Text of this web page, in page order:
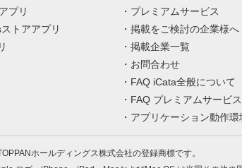
プリ
トアアプリ
プレミアムサービス
掲載をご検討の企業様へ
掲載企業一覧
お問合わせ
FAQ iCata全般について
FAQ プレミアムサービ
アプリケーション動作環
ホールディングス株式会社の登録商標です。